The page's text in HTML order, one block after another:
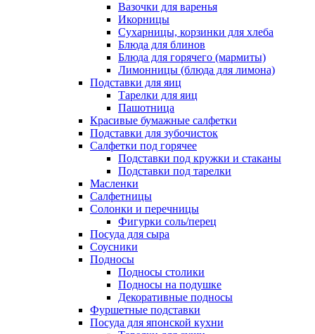
Вазочки для варенья
Икорницы
Сухарницы, корзинки для хлеба
Блюда для блинов
Блюда для горячего (мармиты)
Лимонницы (блюда для лимона)
Подставки для яиц
Тарелки для яиц
Пашотница
Красивые бумажные салфетки
Подставки для зубочисток
Салфетки под горячее
Подставки под кружки и стаканы
Подставки под тарелки
Масленки
Салфетницы
Солонки и перечницы
Фигурки соль/перец
Посуда для сыра
Соусники
Подносы
Подносы столики
Подносы на подушке
Декоративные подносы
Фуршетные подставки
Посуда для японской кухни